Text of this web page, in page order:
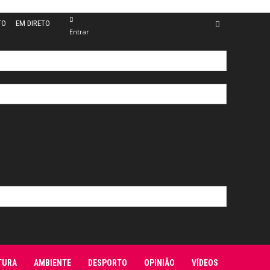
EM DIRETO
Entrar
AMBIENTE DESPORTO OPINIÃO VÍDEOS